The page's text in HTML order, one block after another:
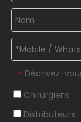
* Décrivez-
Chirurgiens
Distributeurs